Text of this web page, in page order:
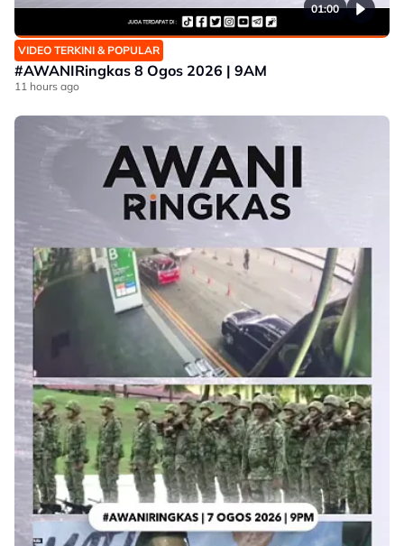
01:00
VIDEO TERKINI & POPULAR
#AWANIRingkas 8 Ogos 2026 | 9AM
11 hours ago